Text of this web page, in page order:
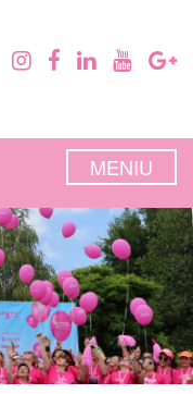
MENIU